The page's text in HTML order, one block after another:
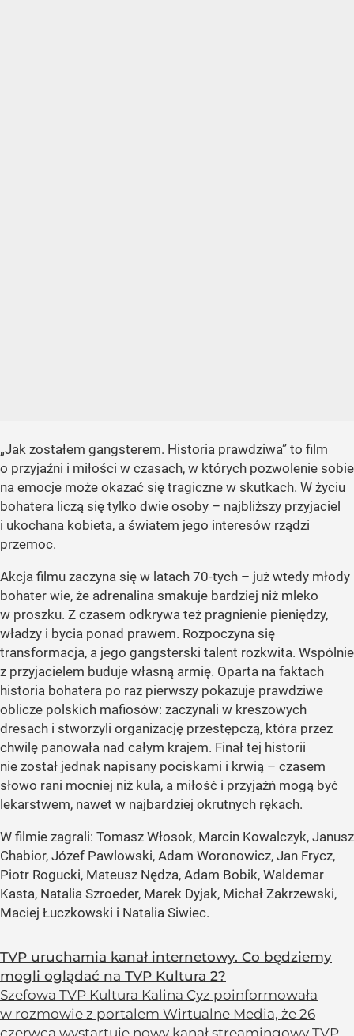
„Jak zostałem gangsterem. Historia prawdziwa” to film
o przyjaźni i miłości w czasach, w których pozwolenie sobie
na emocje może okazać się tragiczne w skutkach. W życiu
bohatera liczą się tylko dwie osoby – najbliższy przyjaciel
i ukochana kobieta, a światem jego interesów rządzi
przemoc.
Akcja filmu zaczyna się w latach 70-tych – już wtedy młody
bohater wie, że adrenalina smakuje bardziej niż mleko
w proszku. Z czasem odkrywa też pragnienie pieniędzy,
władzy i bycia ponad prawem. Rozpoczyna się
transformacja, a jego gangsterski talent rozkwita. Wspólnie
z przyjacielem buduje własną armię. Oparta na faktach
historia bohatera po raz pierwszy pokazuje prawdziwe
oblicze polskich mafiosów: zaczynali w kreszowych
dresach i stworzyli organizację przestępczą, która przez
chwilę panowała nad całym krajem. Finał tej historii
nie został jednak napisany pociskami i krwią – czasem
słowo rani mocniej niż kula, a miłość i przyjaźń mogą być
lekarstwem, nawet w najbardziej okrutnych rękach.
W filmie zagrali: Tomasz Włosok, Marcin Kowalczyk, Janusz
Chabior, Józef Pawlowski, Adam Woronowicz, Jan Frycz,
Piotr Rogucki, Mateusz Nędza, Adam Bobik, Waldemar
Kasta, Natalia Szroeder, Marek Dyjak, Michał Zakrzewski,
Maciej Łuczkowski i Natalia Siwiec.
TVP uruchamia kanał internetowy. Co będziemy
mogli oglądać na TVP Kultura 2?
Szefowa TVP Kultura Kalina Cyz poinformowała
w rozmowie z portalem Wirtualne Media, że 26
czerwca wystartuje nowy kanał streamingowy TVP